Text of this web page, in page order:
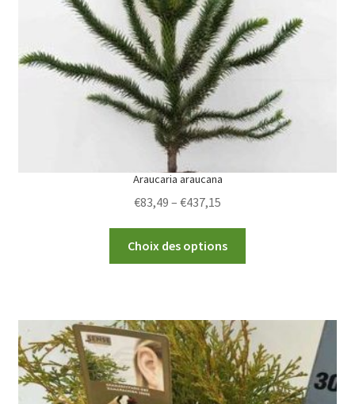
chosen
on
the
product
page
Araucaria araucana
€83,49 – €437,15
€83,49
through
Choix des options
The
options
may
be